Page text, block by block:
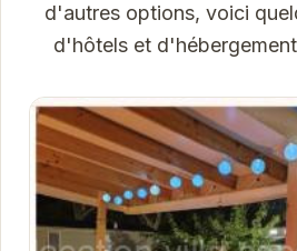
d'autres options, voici
d'hôtels et